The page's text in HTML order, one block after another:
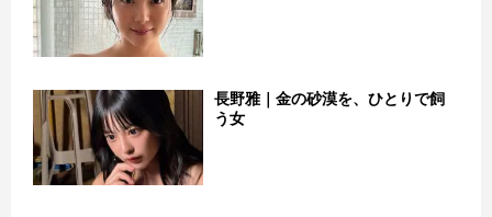
長野雅｜金の砂漠を、ひとりで飼
う女